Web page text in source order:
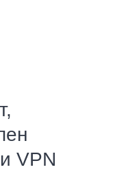
VPN